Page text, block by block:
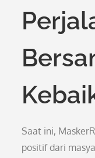
Saat ini,
positif dari